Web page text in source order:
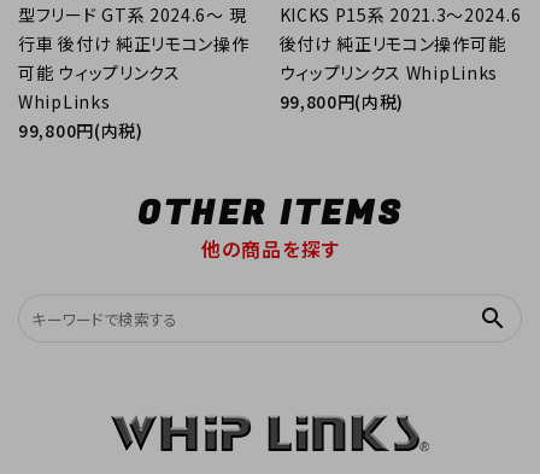
型フリード GT系 2024.6～ 現
行車 後付け 純正リモコン操作
可能 ウィップリンクス
WhipLinks
99,800円(内税)
KICKS P15系 2021.3～2024.6
後付け 純正リモコン操作可能
ウィップリンクス WhipLinks
99,800円(内税)
OTHER ITEMS
他の商品を探す
search